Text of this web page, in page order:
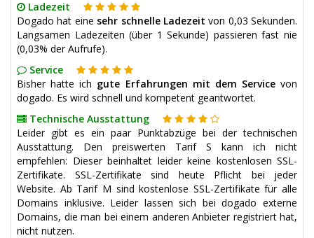
Ladezeit
Dogado hat eine sehr schnelle Ladezeit von 0,03 Sekunden.
Langsamen Ladezeiten (über 1 Sekunde) passieren fast nie
(0,03% der Aufrufe).
Service
Bisher hatte ich gute Erfahrungen mit dem Servicevon
dogado. Es wird schnell und kompetent geantwortet.
Technische Ausstattung
Leider gibt es ein paar Punktabzüge bei der technischen
Ausstattung. Den preiswerten Tarif S kann ich nicht
empfehlen: Dieser beinhaltet leider keine kostenlosen SSL-
Zertifikate. SSL-Zertifikate sind heute Pflicht bei jeder
Website. Ab Tarif M sind kostenlose SSL-Zertifikate für alle
Domains inklusive. Leider lassen sich bei dogado externe
Domains, die man bei einem anderen Anbieter registriert hat,
nicht nutzen.